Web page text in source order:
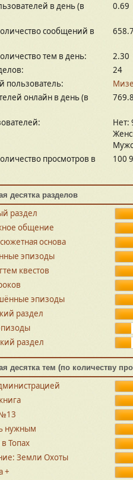
в день (в
0.69
сообщений в
тем в день:
2.30
24
пользователь:
онлайн в день (в
Нет:
просмотров в
100
десятка разделов
раздел
общение
основа
эпизоды
квестов
эпизоды
раздел
раздел
десятка тем (по количеству
нужным
Топах
Земли Охоты
+